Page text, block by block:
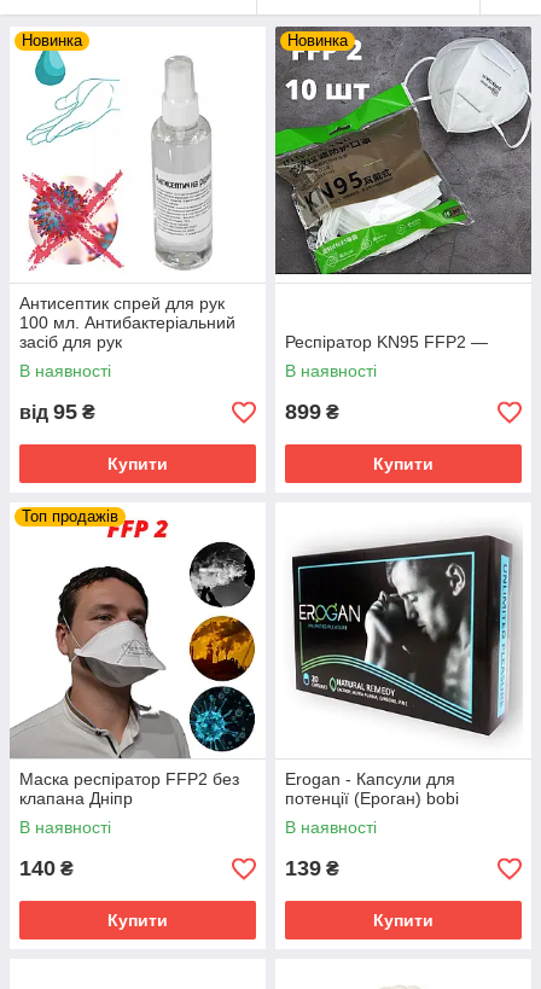
Новинка
Антисептик спрей для рук
100 мл. Антибактеріальний
засіб для рук
В наявності
від 95 ₴
Купити
Новинка
Респіратор KN95 FFP2 —
В наявності
899 ₴
Купити
Топ продажів
Маска респіратор FFP2 без
клапана Дніпр
В наявності
140 ₴
Купити
Erogan - Капсули для
потенції (Ероган) bobi
В наявності
139 ₴
Купити